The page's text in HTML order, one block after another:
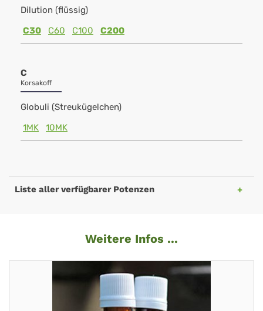
Dilution (flüssig)
C30
C60 C100 C200
C
Korsakoff
Globuli (Streukügelchen)
1MK
10MK
Liste aller verfügbarer Potenzen
Weitere Infos ...